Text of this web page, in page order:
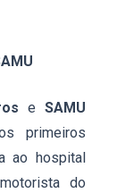
eSAMU
primeiros
ao hospital
do